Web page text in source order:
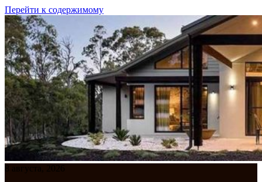
Перейти к содержимому
8 августа, 2026